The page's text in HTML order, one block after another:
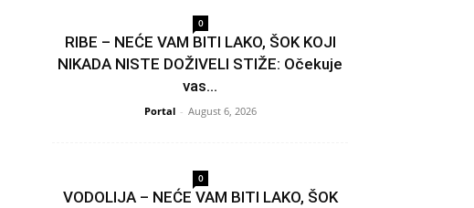
0
RIBE – NEĆE VAM BITI LAKO, ŠOK KOJI
NIKADA NISTE DOŽIVELI STIŽE: Očekuje
vas...
Portal - August 6, 2026
0
VODOLIJA – NEĆE VAM BITI LAKO, ŠOK